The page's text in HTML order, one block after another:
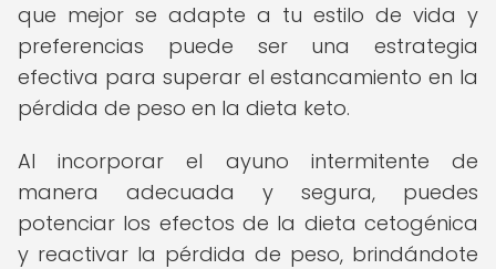
que mejor se adapte a tu estilo de vida y
preferencias puede ser una estrategia
efectiva para superar el estancamiento en la
pérdida de peso en la dieta keto.
Al incorporar el ayuno intermitente de
manera adecuada y segura, puedes
potenciar los efectos de la dieta cetogénica
y reactivar la pérdida de peso, brindándote